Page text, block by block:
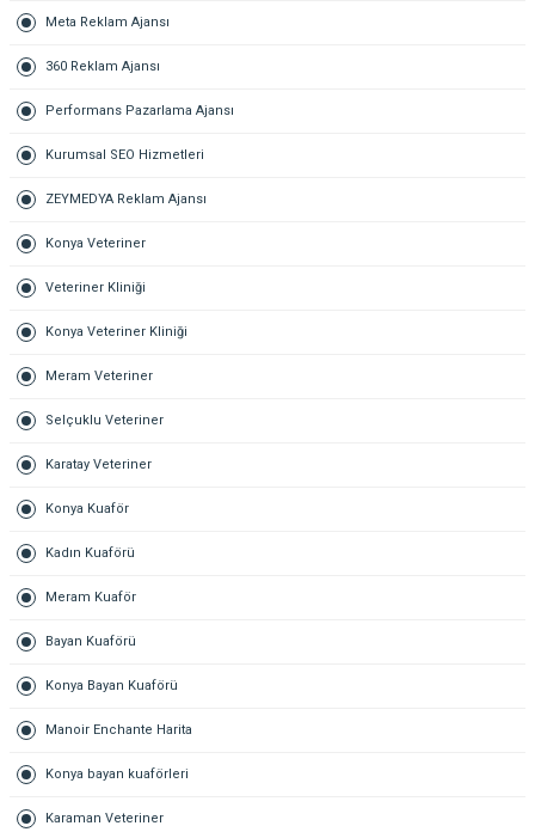
Meta Reklam Ajansı
360 Reklam Ajansı
Performans Pazarlama Ajansı
Kurumsal SEO Hizmetleri
ZEYMEDYA Reklam Ajansı
Konya Veteriner
Veteriner Kliniği
Konya Veteriner Kliniği
Meram Veteriner
Selçuklu Veteriner
Karatay Veteriner
Konya Kuaför
Kadın Kuaförü
Meram Kuaför
Bayan Kuaförü
Konya Bayan Kuaförü
Manoir Enchante Harita
Konya bayan kuaförleri
Karaman Veteriner